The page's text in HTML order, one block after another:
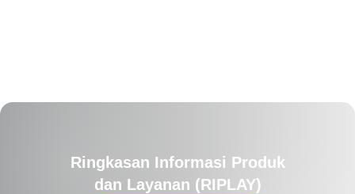
Ringkasan Informasi Produk
dan Layanan (RIPLAY)